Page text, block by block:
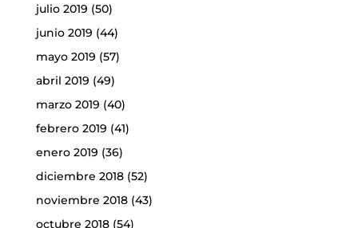
julio 2019 (50)
junio 2019 (44)
mayo 2019 (57)
abril 2019 (49)
marzo 2019 (40)
febrero 2019 (41)
enero 2019 (36)
diciembre 2018(52)
noviembre 2018(43)
octubre 2018(54)